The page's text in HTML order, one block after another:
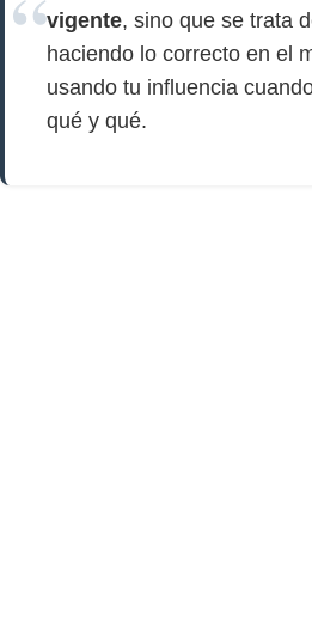
vigente, sino que se trata
haciendo lo correcto en el
usando tu influencia
qué y qué.